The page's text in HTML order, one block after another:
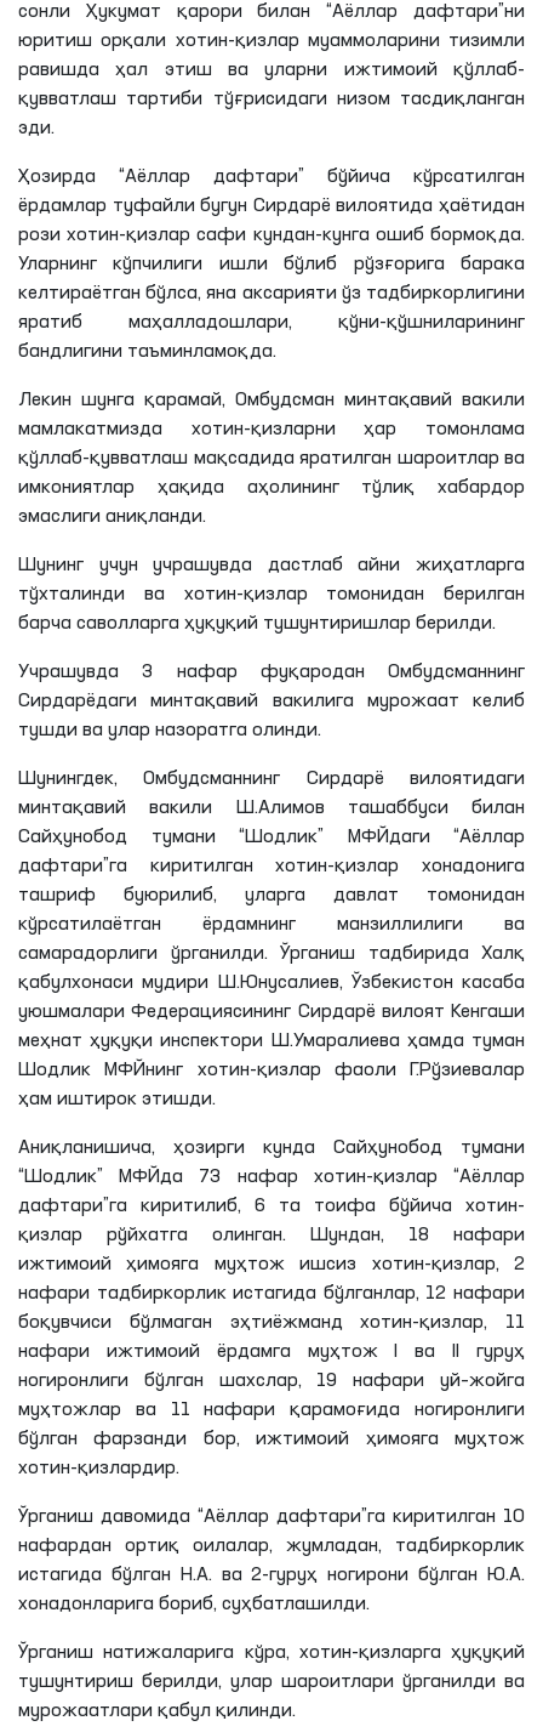
сонли Ҳукумат қарори билан “Аёллар дафтари”ни
юритиш орқали хотин-қизлар муаммоларини тизимли
равишда ҳал этиш ва уларни ижтимоий қўллаб-
қувватлаш тартиби тўғрисидаги низом тасдиқланган
эди.
Ҳозирда “Аёллар дафтари” бўйича кўрсатилган
ёрдамлар туфайли бугун Сирдарё вилоятида ҳаётидан
рози хотин-қизлар сафи кундан-кунга ошиб бормоқда.
Уларнинг кўпчилиги ишли бўлиб рўзғорига барака
келтираётган бўлса, яна аксарияти ўз тадбиркорлигини
яратиб маҳалладошлари, қўни-қўшниларининг
бандлигини таъминламоқда.
Лекин шунга қарамай, Омбудсман минтақавий вакили
мамлакатмизда хотин-қизларни ҳар томонлама
қўллаб-қувватлаш мақсадида яратилган шароитлар ва
имкониятлар ҳақида аҳолининг тўлиқ хабардор
эмаслиги аниқланди.
Шунинг учун учрашувда дастлаб айни жиҳатларга
тўхталинди ва хотин-қизлар томонидан берилган
барча саволларга ҳуқуқий тушунтиришлар берилди.
Учрашувда 3 нафар фуқародан Омбудсманнинг
Сирдарёдаги минтақавий вакилига мурожаат келиб
тушди ва улар назоратга олинди.
Шунингдек, Омбудсманнинг Сирдарё вилоятидаги
минтақавий вакили
Ш.Алимов ташаббуси билан
Сайҳунобод тумани “Шодлик”
МФЙдаги “Аёллар
дафтари”га киритилган хотин-қизлар хонадонига
ташриф буюрилиб, уларга давлат томонидан
кўрсатилаётган ёрдамнинг манзиллилиги ва
самарадорлиги ўрганилди. Ўрганиш тадбирида Халқ
қабулхонаси мудири
Ш.Юнусалиев, Ўзбекистон касаба
уюшмалари Федерациясининг Сирдарё вилоят Кенгаши
меҳнат ҳуқуқи инспектори
Ш.Умаралиева ҳамда туман
Шодлик
МФЙнинг хотин-қизлар фаоли Г.Рўзиевалар
ҳам иштирок этишди.
Аниқланишича, ҳозирги кунда Сайҳунобод тумани
“Шодлик”
МФЙда 73 нафар хотин-қизлар “Аёллар
дафтари”га киритилиб, 6 та тоифа бўйича хотин-
қизлар рўйхатга олинган. Шундан, 18 нафари
ижтимоий ҳимояга муҳтож ишсиз хотин-қизлар, 2
нафари тадбиркорлик истагида бўлганлар, 12 нафари
боқувчиси бўлмаган эҳтиёжманд хотин-қизлар, 11
нафари ижтимоий ёрдамга муҳтож I ва II гуруҳ
ногиронлиги бўлган шахслар, 19 нафари уй–жойга
муҳтожлар ва 11 нафариқарамоғида ногиронлиги
бўлган фарзанди бор, ижтимоий ҳимояга муҳтож
хотин-қизлардир.
Ўрганиш давомида “Аёллар дафтари”га киритилган 10
нафардан ортиқ оилалар, жумладан, тадбиркорлик
истагида бўлган
Н.А. ва 2-гуруҳ ногирони бўлган Ю.А.
хонадонларига бориб, суҳбатлашилди.
Ўрганиш натижаларига кўра, хотин-қизларга ҳуқуқий
тушунтириш берилди, улар шароитлари ўрганилди ва
мурожаатлари қабул қилинди.